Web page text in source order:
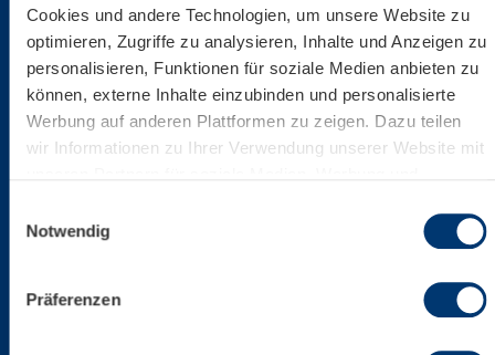
Cookies und andere Technologien, um unsere Website zu
optimieren, Zugriffe zu analysieren, Inhalte und Anzeigen zu
personalisieren, Funktionen für soziale Medien anbieten zu
können, externe Inhalte einzubinden und personalisierte
Werbung auf anderen Plattformen zu zeigen. Dazu teilen
wir Informationen zu Ihrer Verwendung unserer Website mit
Cookies können Sie jederzeit mit Wirkung für die Zukunft
widerrufen. Weiterführende Details zu den auf unserer
Datenschutzinformation bzw. in diesem Cookie Banner.
Notwendig
Präferenzen